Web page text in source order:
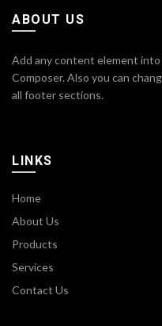
ABOUT US
Add any content element
Composer. Also you can
all footer sections.
LINKS
Home
About Us
Products
Services
Contact Us